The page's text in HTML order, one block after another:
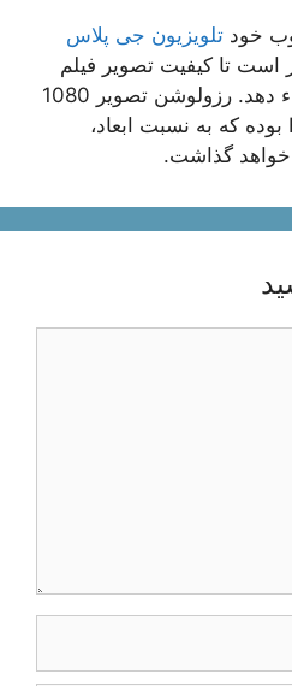
خود تلویزیون جی پلاس
است تا کیفیت تصویر فیلم
های قدیمی تر را نیز ارتقاء دهد. رزولوشن تصویر 1080
در 1920 و با کیفیت FHD بوده که به نسبت ابعاد،
خواهد گذاشت.